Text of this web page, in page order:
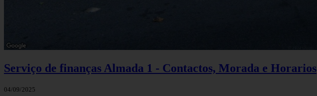
Serviço de finanças Almada 1 - Contactos, Morada e Horarios
04/09/2025